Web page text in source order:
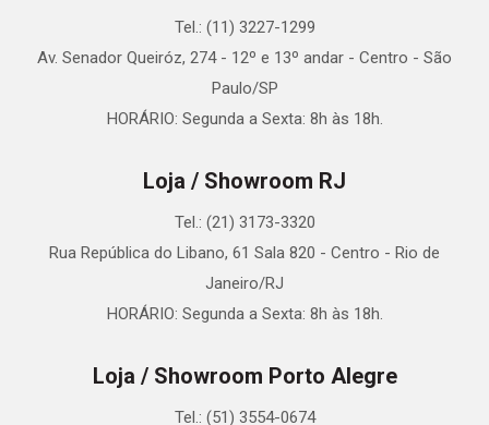
Tel.: (11) 3227-1299
Av. Senador Queiróz, 274 - 12º e 13º andar - Centro - São
Paulo/SP
HORÁRIO: Segunda a Sexta: 8h às 18h.
Loja / Showroom RJ
Tel.: (21) 3173-3320
Rua República do Libano, 61 Sala 820 - Centro - Rio de
Janeiro/RJ
HORÁRIO: Segunda a Sexta: 8h às 18h.
Loja / Showroom Porto Alegre
Tel.: (51) 3554-0674